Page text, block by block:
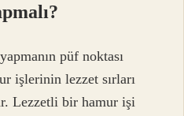
püf noktası
işlerinin lezzet sırları
Lezzetli bir hamur işi